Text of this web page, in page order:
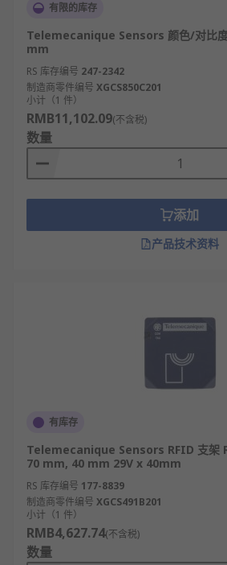
有限的库存
Telemecanique Sensors 颜色/对比
mm
RS 库存编号 247-2342
制造商零件编号 XGCS850C201
小计（1 件）
RMB11,102.09(不含税)
数量
添加
产品技术资料
有库存
Telemecanique Sensors RFID 支架
70 mm, 40 mm 29V x 40mm
RS 库存编号 177-8839
制造商零件编号 XGCS491B201
小计（1 件）
RMB4,627.74(不含税)
数量